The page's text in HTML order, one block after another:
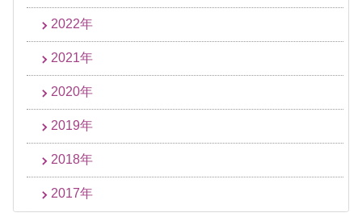
2022年
2021年
2020年
2019年
2018年
2017年